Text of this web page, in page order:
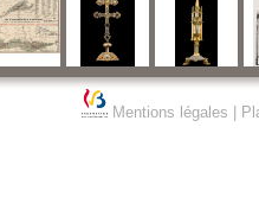
Mentions légales